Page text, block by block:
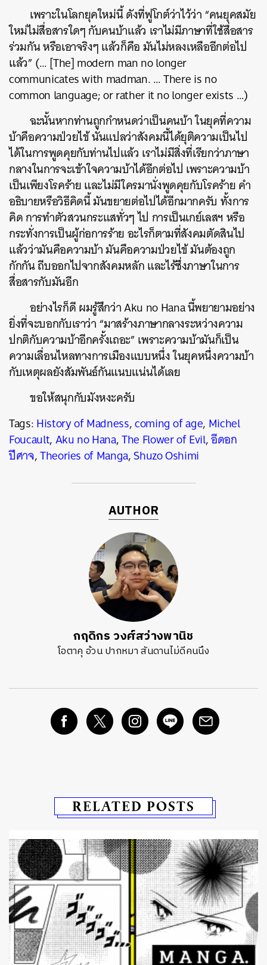
เพราะในโลกยุคใหม่นี้ ดังที่ฟูโกต์ว่าไว้ว่า “คนยุคสมัย
ใหม่ไม่สื่อสารใดๆ กับคนบ้าแล้ว เราไม่มีภาษาที่ใช้สื่อสาร
ร่วมกัน หรือเอาจริงๆ แล้วก็คือ มันไม่หลงเหลืออีกต่อไป
แล้ว”(… [The] modern man no longer
communicates with madman. … There is no
common language; or rather it no longer exists …)
ฉะนั้นหากท่านถูกกำหนดว่าเป็นคนบ้า ในยุคที่ความ
บ้าคือความป่วยไข้ นั่นแปลว่าสังคมนี้ได้ยุติความเป็นไป
ได้ในการพูดคุยกับท่านไปแล้ว เราไม่มีสิ่งที่เรียกว่าภาษา
กลางในการจะเข้าใจความบ้าได้อีกต่อไป เพราะความบ้า
เป็นเพียงโรคร้าย และไม่มีใครมานั่งพูดคุยกับโรคร้าย คำ
อธิบายหรือวิธีคิดนี้ มันขยายต่อไปได้อีกมากครับ ทั้งการ
คิด การทำตัวสวนกระแสทั่วๆ ไป การเป็นเกย์เลสฯ หรือ
กระทั่งการเป็นผู้ก่อการร้าย อะไรก็ตามที่สังคมตัดสินไป
แล้วว่ามันคือความบ้า มันคือความป่วยไข้ มันต้องถูก
กักกัน ถีบออกไปจากสังคมหลัก และไร้ซึ่งภาษาในการ
สื่อสารกับมันอีก
อย่างไรก็ดี ผมรู้สึกว่า Aku no Hana นี้พยายามอย่าง
ยิ่งที่จะบอกกับเราว่า “มาสร้างภาษากลางระหว่างความ
ปกติกับความบ้าอีกครั้งเถอะ” เพราะความบ้ามันก็เป็น
ความเลื่อนไหลทางการเมืองแบบหนึ่ง ในยุคหนึ่งความบ้า
กับเหตุผลยังสัมพันธ์กันแนบแน่นได้เลย
ขอให้สนุกกับมังหงะครับ
Tags:History of Madness,coming of age, Michel
Foucault,Aku no Hana,The Flower of Evil,อีดอก
ปีศาจ,Theories of Manga,Shuzo Oshimi
AUTHOR
กฤดิกร วงศ์สว่างพานิช
โอตาคุ อ้วน ปากหมา สันดานไม่ดีคนนึง
RELATED POSTS